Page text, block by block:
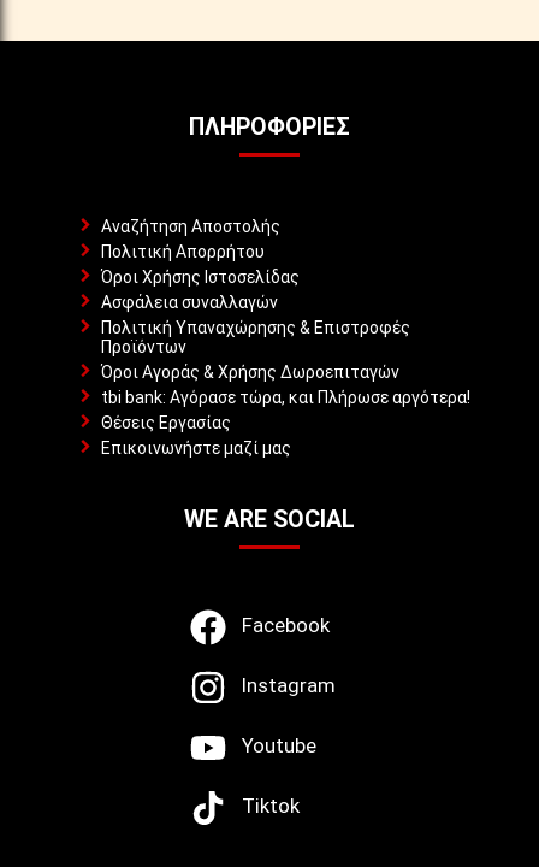
ΠΛΗΡΟΦΟΡΊΕΣ
Αναζήτηση Αποστολής
Πολιτική Απορρήτου
Όροι Χρήσης Ιστοσελίδας
Ασφάλεια συναλλαγών
Πολιτική Υπαναχώρησης & Επιστροφές
Προϊόντων
Όροι Αγοράς & Χρήσης Δωροεπιταγών
tbi bank: Αγόρασε τώρα, και Πλήρωσε αργότερα!
Θέσεις Εργασίας
Επικοινωνήστε μαζί μας
WE ARE SOCIAL
Facebook
Instagram
Youtube
Tiktok